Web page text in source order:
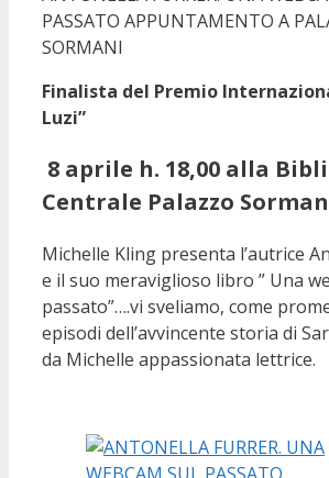
PASSATO APPUNTAMENTO A
SORMANI
Finalista del Premio
Luzi”
8 aprile h. 18,00 alla
Centrale Palazzo
Michelle Kling presenta l’autrice
e il suo meraviglioso libro ” Una
passato”….vi sveliamo, come
episodi dell’avvincente storia di
da Michelle appassionata lettrice.